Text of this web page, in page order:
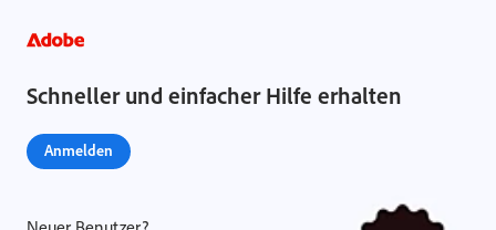
Schneller und einfacher Hilfe erhalten
Anmelden